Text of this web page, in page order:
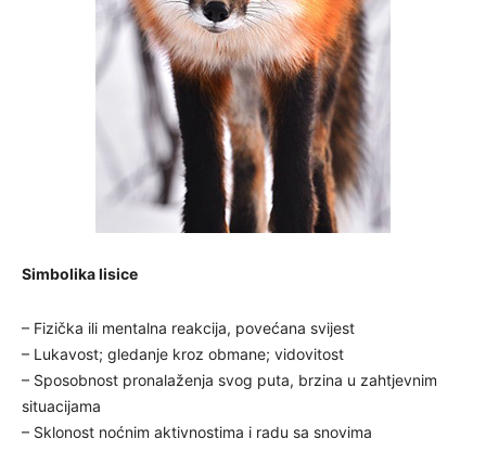
Simbolika lisice
– Fizička ili mentalna reakcija, povećana svijest
– Lukavost; gledanje kroz obmane; vidovitost
– Sposobnost pronalaženja svog puta, brzina u zahtjevnim
situacijama
– Sklonost noćnim aktivnostima i radu sa snovima